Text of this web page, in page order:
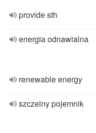
provide sth
energia odnawialna
renewable energy
szczelny pojemnik